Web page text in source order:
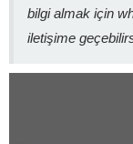
bilgi almak için
iletişime